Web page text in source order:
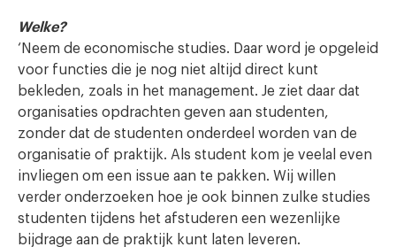
Welke?
‘Neem de economische studies. Daar word je opgeleid
voor functies die je nog niet altijd direct kunt
bekleden, zoals in het management. Je ziet daar dat
organisaties opdrachten geven aan studenten,
zonder dat de studenten onderdeel worden van de
organisatie of praktijk. Als student kom je veelal even
invliegen om een issue aan te pakken. Wij willen
verder onderzoeken hoe je ook binnen zulke studies
studenten tijdens het afstuderen een wezenlijke
bijdrage aan de praktijk kunt laten leveren.